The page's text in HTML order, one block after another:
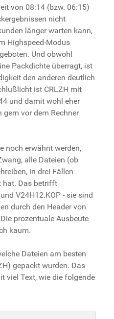
von 08:14 (bzw. 06:15)
nicht
länger warten kann,
Highspeed-Modus
Und obwohl
Packdichte überragt, ist
den anderen deutlich
ist CRLZH mit
und damit wohl eher
vor dem Rechner
noch erwähnt werden,
alle Dateien (ob
in drei Fällen
hat. Das betrifft
V24H12.KOP - sie sind
durch den Header von
prozentuale Ausbeute
kaum.
Dateien am besten
gepackt wurden. Das
viel Text, wie die folgende